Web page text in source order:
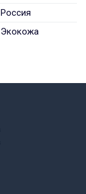
Россия
Экокожа